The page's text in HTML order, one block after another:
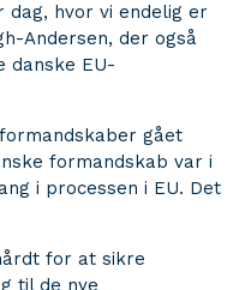
hvor vi endelig er
Andersen, der også
danske EU-
gået
formandskab var i
i processen i EU. Det
for at sikre
til de nye